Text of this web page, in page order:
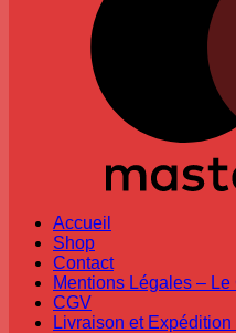
Accueil
Shop
Contact
Mentions Légales –
CGV
Livraison et